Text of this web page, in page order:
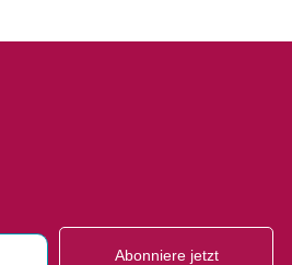
Abonniere jetzt